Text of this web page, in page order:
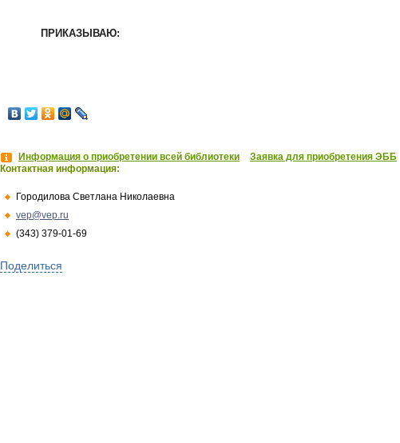
ПРИКАЗЫВАЮ:
Информация о приобретении всей библиотеки
Заявка для приобретения ЭББ
Контактная информация:
Городилова Светлана Николаевна
vep@vep.ru
(343) 379-01-69
Поделиться